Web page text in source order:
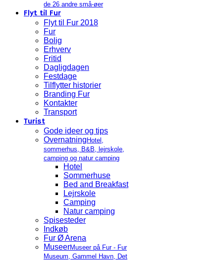
de 26 andre små-øer
Flyt til Fur
Flyt til Fur 2018
Fur
Bolig
Erhverv
Fritid
Dagligdagen
Festdage
Tilflytter historier
Branding Fur
Kontakter
Transport
Turist
Gode ideer og tips
Overnatning Hotel,
sommerhus, B&B, lejrskole,
camping og natur camping
Hotel
Sommerhuse
Bed and Breakfast
Lejrskole
Camping
Natur camping
Spisesteder
Indkøb
Fur Ø Arena
MuseerMuseer på Fur - Fur
Museum, Gammel Havn, Det